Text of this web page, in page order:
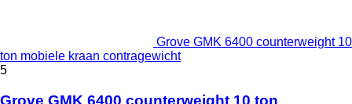
Grove GMK 6400 counterweight 10
ton mobiele kraan contragewicht
5
Grove GMK 6400 counterweight 10 ton